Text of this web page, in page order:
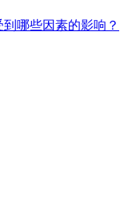
哪些因素的影响？